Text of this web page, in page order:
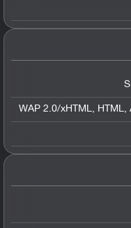
WAP 2.0/xHTML, HTML,